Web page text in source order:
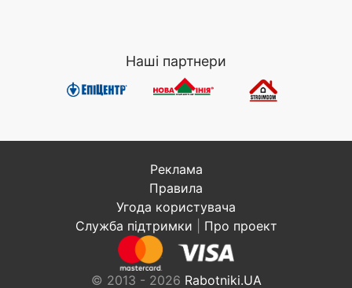
Наші партнери
Реклама
Правила
Угода користувача
Служба підтримки
Про проект
© 2013 - 2026 Rabotniki.UA